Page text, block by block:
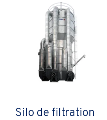
Silo de filtration